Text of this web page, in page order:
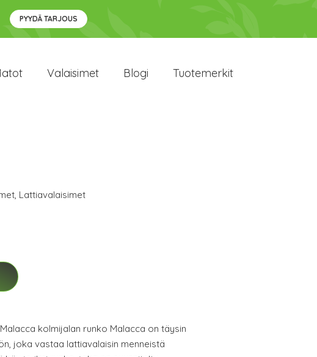
PYYDÄ TARJOUS
Valaisimet Blogi Tuotemerkit
, Lattiavalaisimet
kolmijalan runko Malacca on täysin
joka vastaa lattiavalaisin menneistä